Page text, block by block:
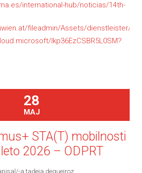
international-hub/noticias/14th-
fileadmin/Assets/dienstleister/
lkp36EzCSBR5L0SM?
28
MAJ
STA(T) mobilnosti
2026 – ODPRT
a tadeja.dequeiroz